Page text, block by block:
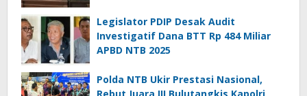
Legislator PDIP Desak Audit
Investigatif Dana BTT Rp 484 Miliar
APBD NTB 2025
Polda NTB Ukir Prestasi Nasional,